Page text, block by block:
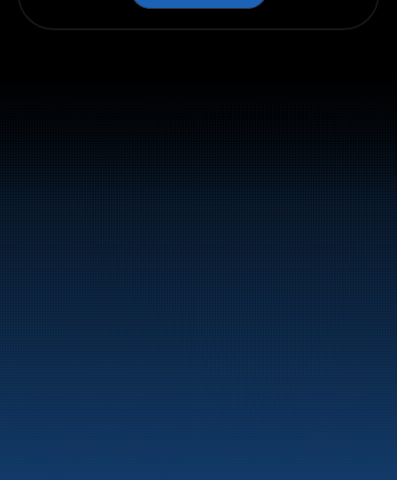
47
Bunker Oil leverer drivstoff og energiprodukter
langs hele norskekysten.
Marine
Auto & Industri
Bensinstasjoner